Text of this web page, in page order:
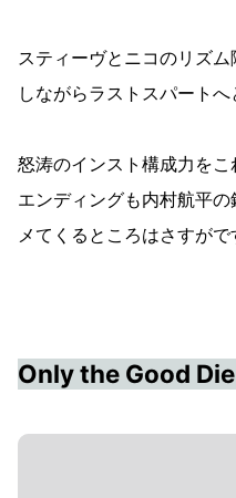
スティーヴとニコのリズ
しながらラストスパートへ
怒涛のインスト構成力をこ
エンディングも内村航平
メてくるところはさすがで
Only the Good